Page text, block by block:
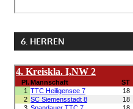
6. HERREN